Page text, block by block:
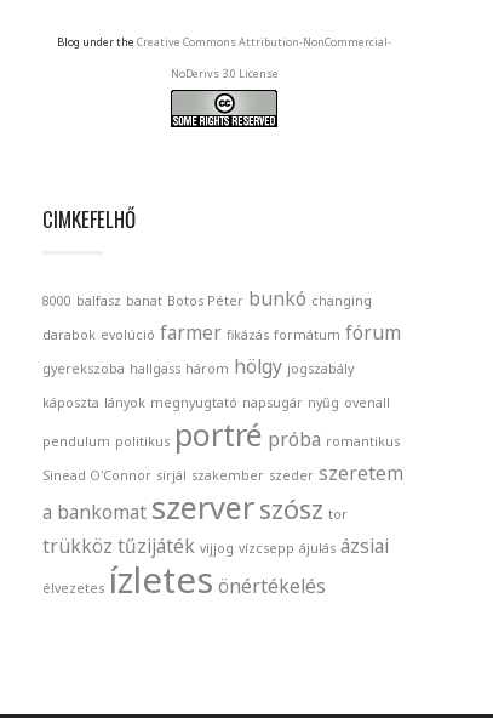
Blog under the Creative Commons Attribution-NonCommercial-
NoDerivs 3.0 License
CIMKEFELHŐ
8000 balfasz banat Botos Péter bunkó changing
darabok evolúció farmer fikázás formátum fórum
gyerekszoba hallgass három hölgy jogszabály
káposzta lányok megnyugtató napsugár nyűg ovenall
pendulum politikus portré próba romantikus
Sinead O'Connor sirjál szakember szeder szeretem
a bankomat szerverszósz tor
trükköz tűzijáték vijjog vízcsepp ájulás ázsiai
élvezetes ízletes önértékelés